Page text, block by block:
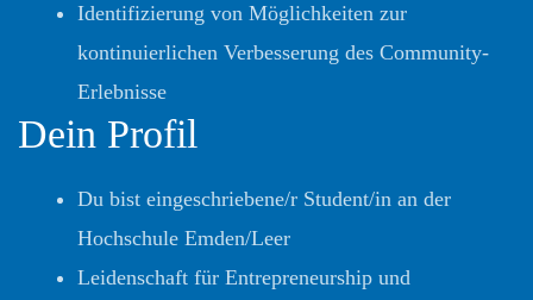
Identifizierung von Möglichkeiten zur
kontinuierlichen Verbesserung des Community-
Erlebnisse
Dein Profil
Du bist eingeschriebene/r Student/in an der
Hochschule Emden/Leer
Leidenschaft für Entrepreneurship und